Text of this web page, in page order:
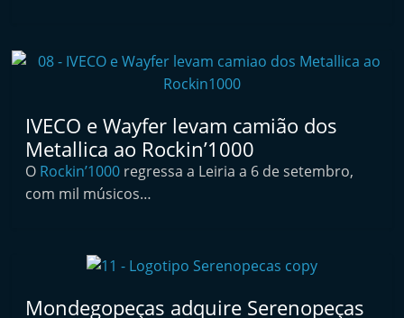
p
d
e
n
t
o
A
IVECO e Wayfer levam camião dos
Metallica ao Rockin’1000
O Rockin’1000 regressa a Leiria a 6 de setembro,
com mil músicos…
Mondegopeças adquire Serenopeças